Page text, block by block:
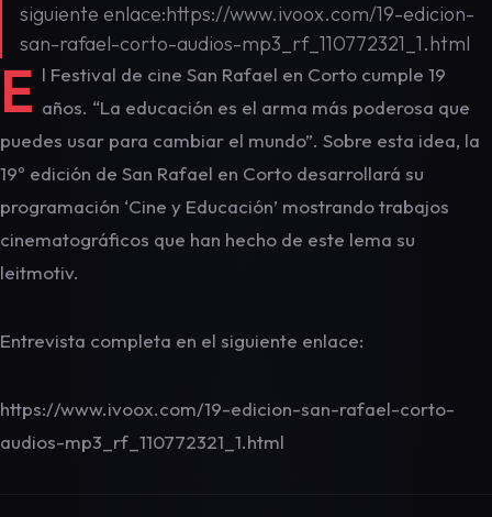
siguiente enlace:https://www.ivoox.com/19-edicion-
san-rafael-corto-audios-mp3_rf_110772321_1.html
E l Festival de cine San Rafael en Corto cumple 19
años. “La educación es el arma más poderosa que
puedes usar para cambiar el mundo”. Sobre esta idea, la
19º edición de San Rafael en Corto desarrollará su
programación ‘Cine y Educación’ mostrando trabajos
cinematográficos que han hecho de este lema su
leitmotiv.
Entrevista completa en el siguiente enlace:
https://www.ivoox.com/19-edicion-san-rafael-corto-
audios-mp3_rf_110772321_1.html